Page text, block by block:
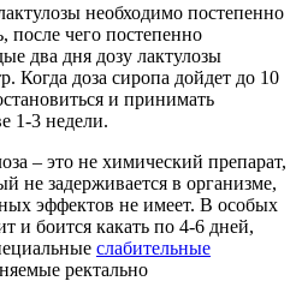
необходимо постепенно
после чего постепенно
два дня дозу лактулозы
Когда доза сиропа дойдет до 10
и принимать
1-3 недели.
– это не химический препарат,
не задерживается в организме,
эффектов не имеет. В особых
и боится какать по 4-6 дней,
слабительные
ректально